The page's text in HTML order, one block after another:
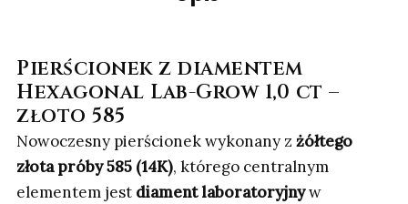
Pierścionek z diamentem
Hexagonal Lab-Grow 1,0 ct –
złoto 585
Nowoczesny pierścionek wykonany z żółtego
złota próby 585 (14K), którego centralnym
elementem jest diament laboratoryjnyw